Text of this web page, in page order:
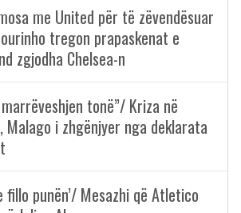
me United për të zëvendësuar
tregon prapaskenat e
zgjodha Chelsea-n
tonë”/ Kriza në
i zhgënjyer nga deklarata
fillo punën’/ Mesazhi që Atletico